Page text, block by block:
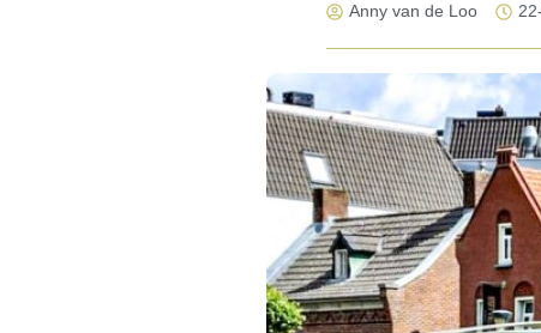
Anny van de Loo